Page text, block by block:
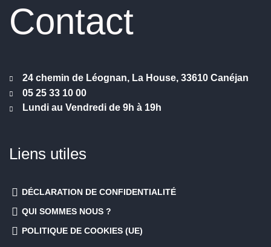
Contact
24 chemin de Léognan, La House, 33610 Canéjan
05 25 33 10 00
Lundi au Vendredi de 9h à 19h
Liens utiles
DÉCLARATION DE CONFIDENTIALITÉ
QUI SOMMES NOUS ?
POLITIQUE DE COOKIES (UE)